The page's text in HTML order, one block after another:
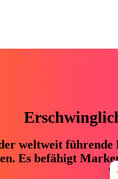
weltweit
Es befähigt